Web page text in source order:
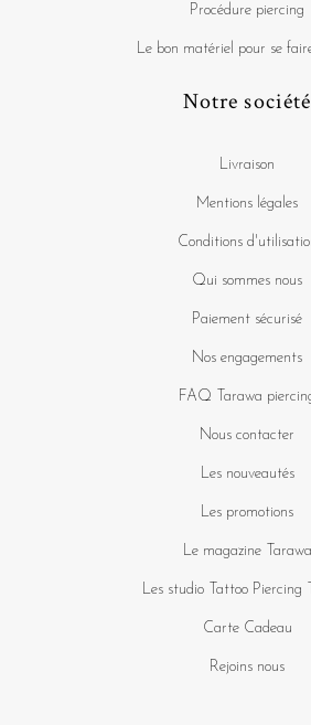
Procédure piercing
Le bon matériel pour se
Notre société
Livraison
Mentions légales
Conditions
Qui sommes nous
Paiement sécurisé
Nos engagements
FAQ Tarawa
Nous contacter
Les nouveautés
Les promotions
Le magazine Tarawa
Les studio Tattoo Piercing
Carte Cadeau
Rejoins nous